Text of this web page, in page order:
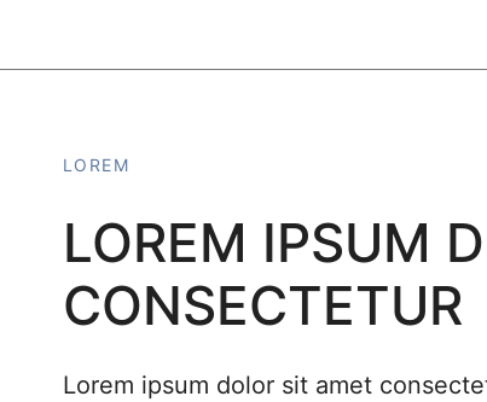
LOREM
LOREM IPSUM
CONSECTETUR
Lorem ipsum dolor sit amet